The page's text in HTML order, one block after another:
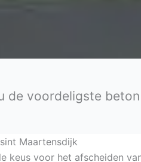
de voordeligste
Maartensdijk
keus voor het afscheiden